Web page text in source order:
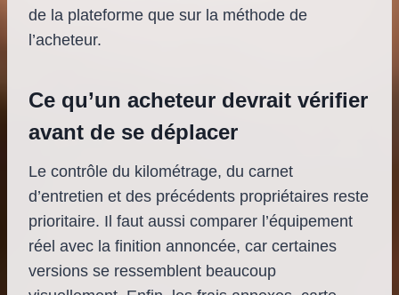
de la plateforme que sur la méthode de
l’acheteur.
Ce qu’un acheteur devrait vérifier
avant de se déplacer
Le contrôle du kilométrage, du carnet
d’entretien et des précédents propriétaires reste
prioritaire. Il faut aussi comparer l’équipement
réel avec la finition annoncée, car certaines
versions se ressemblent beaucoup